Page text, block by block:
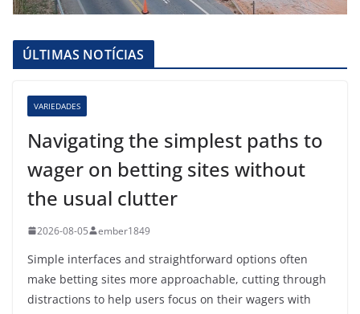
ÚLTIMAS NOTÍCIAS
VARIEDADES
Navigating the simplest paths to
wager on betting sites without
the usual clutter
2026-08-05 ember1849
Simple interfaces and straightforward options often
make betting sites more approachable, cutting through
distractions to help users focus on their wagers with